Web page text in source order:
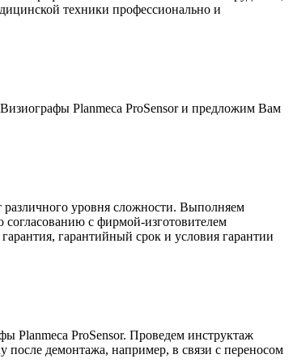
техники профессионально и
Planmeca ProSensor и предложим Вам
уровня сложности. Выполняем
согласованию с фирмой-изготовителем
гарантийный срок и условия гарантии
Planmeca ProSensor. Проведем инструктаж
после демонтажа, например, в связи с переносом